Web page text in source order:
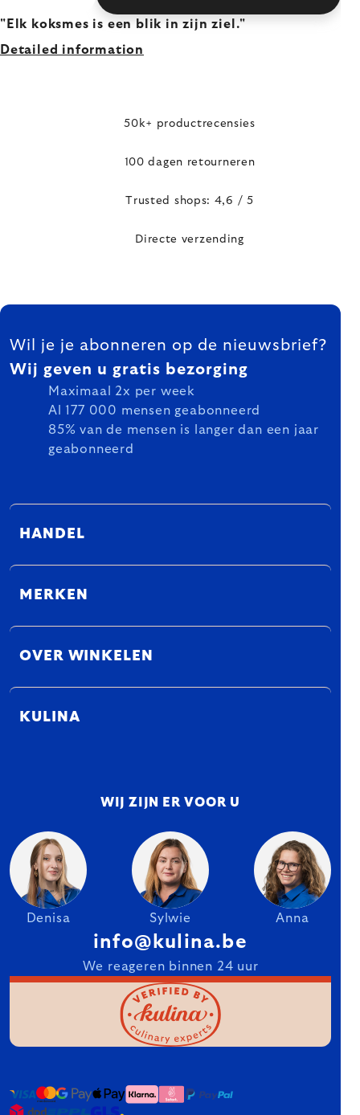
"Elk koksmes is een blik in zijn ziel."
Detailed information
50k+ productrecensies
100 dagen retourneren
Trusted shops: 4,6 / 5
Directe verzending
FOOTER
Wil je je abonneren op de nieuwsbrief?
Wij geven u gratis bezorging
Maximaal 2x per week
Al 177 000 mensen geabonneerd
85% van de mensen is langer dan een jaar
geabonneerd
HANDEL
MERKEN
OVER WINKELEN
KULINA
WIJ ZIJN ER VOOR U
Denisa Sylwie Anna
info@kulina.be
We reageren binnen 24 uur